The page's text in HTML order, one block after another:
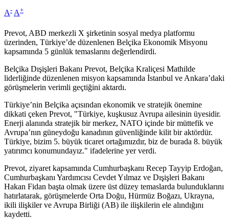
A- A+
Prevot, ABD merkezli X şirketinin sosyal medya platformu
üzerinden, Türkiye’de düzenlenen Belçika Ekonomik Misyonu
kapsamında 5 günlük temaslarını değerlendirdi.
Belçika Dışişleri Bakanı Prevot, Belçika Kraliçesi Mathilde
liderliğinde düzenlenen misyon kapsamında İstanbul ve Ankara’daki
görüşmelerin verimli geçtiğini aktardı.
Türkiye’nin Belçika açısından ekonomik ve stratejik önemine
dikkati çeken Prevot, "Türkiye, kuşkusuz Avrupa ailesinin üyesidir.
Enerji alanında stratejik bir merkez, NATO içinde bir müttefik ve
Avrupa’nın güneydoğu kanadının güvenliğinde kilit bir aktördür.
Türkiye, bizim 5. büyük ticaret ortağımızdır, biz de burada 8. büyük
yatırımcı konumundayız." ifadelerine yer verdi.
Prevot, ziyaret kapsamında Cumhurbaşkanı Recep Tayyip Erdoğan,
Cumhurbaşkanı Yardımcısı Cevdet Yılmaz ve Dışişleri Bakanı
Hakan Fidan başta olmak üzere üst düzey temaslarda bulunduklarını
hatırlatarak, görüşmelerde Orta Doğu, Hürmüz Boğazı, Ukrayna,
ikili ilişkiler ve Avrupa Birliği (AB) ile ilişkilerin ele alındığını
kaydetti.